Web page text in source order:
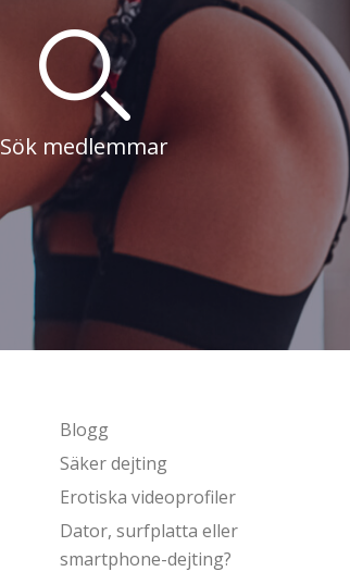
Sök medlemmar
Blogg
Säker dejting
Erotiska videoprofiler
Dator, surfplatta eller
smartphone-dejting?